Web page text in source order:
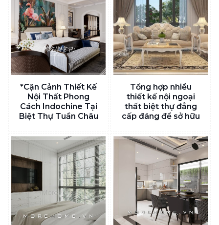
*Cận Cảnh Thiết Kế
Nội Thất Phong
Cách Indochine Tại
Biệt Thự Tuần Châu
Tổng hợp nhiều
thiết kế nội ngoại
thất biệt thự đẳng
cấp đáng để sở hữu